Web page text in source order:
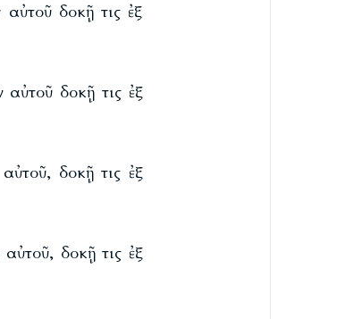
δοκῇ τις ἐξ
δοκῇ τις ἐξ
δοκῇ τις ἐξ
δοκῇ τις ἐξ